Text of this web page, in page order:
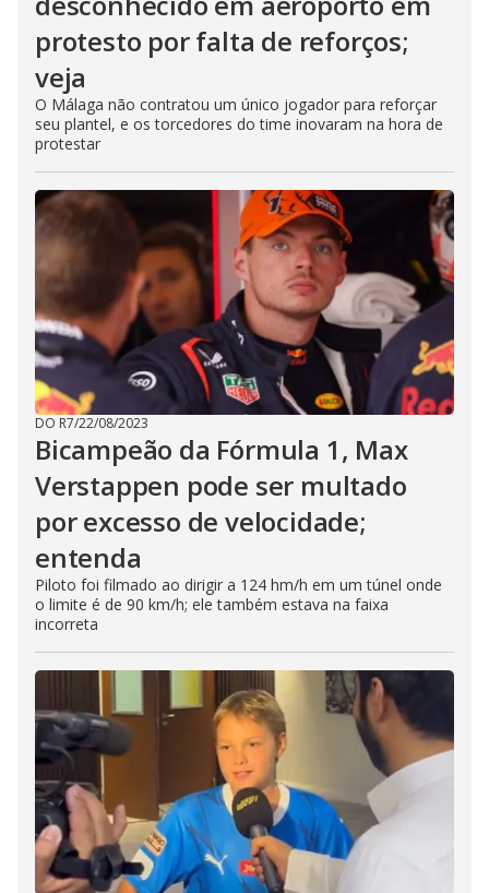
protesto por falta de reforços;
veja
O Málaga não contratou um único jogador para reforçar
seu plantel, e os torcedores do time inovaram na hora de
protestar
DO R7/22/08/2023
Bicampeão da Fórmula 1, Max
Verstappen pode ser multado
por excesso de velocidade;
entenda
Piloto foi filmado ao dirigir a 124 hm/h em um túnel onde
o limite é de 90 km/h; ele também estava na faixa
incorreta